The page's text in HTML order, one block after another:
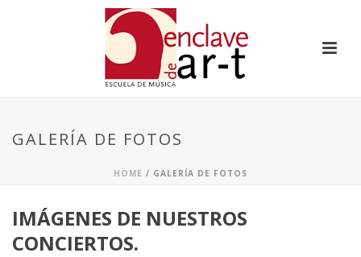
GALERÍA DE FOTOS
HOME / GALERÍA DE FOTOS
IMÁGENES DE NUESTROS
CONCIERTOS.